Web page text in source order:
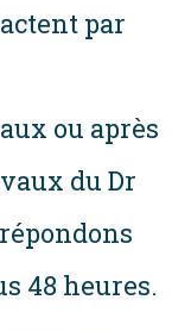
par
ou après
du Dr
48 heures.